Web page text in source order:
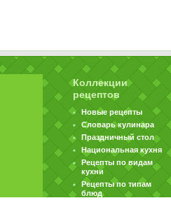
Коллекции
рецептов
Новые рецепты
Словарь кулинара
Праздничный стол
Национальная кухня
Рецепты по видам
кухни
Рецепты по типам
блюд